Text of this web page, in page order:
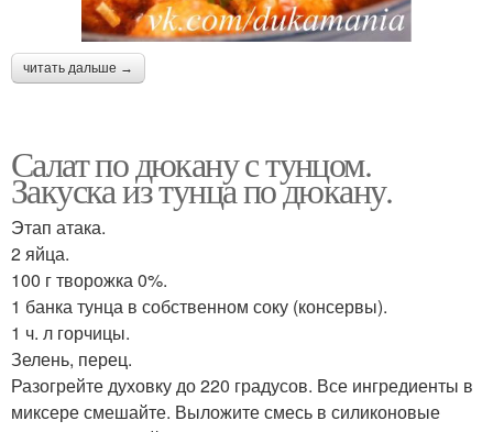
читать дальше →
Салат по дюкану с тунцом.
Закуска из тунца по дюкану.
Этап атака.
2 яйца.
100 г творожка 0%.
1 банка тунца в собственном соку (консервы).
1 ч. л горчицы.
Зелень, перец.
Разогрейте духовку до 220 градусов. Все ингредиенты в
миксере смешайте. Выложите смесь в силиконовые